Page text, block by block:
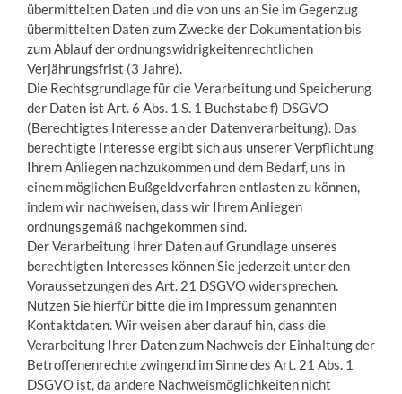
übermittelten Daten und die von uns an Sie im Gegenzug
übermittelten Daten zum Zwecke der Dokumentation bis
zum Ablauf der ordnungswidrigkeitenrechtlichen
Verjährungsfrist (3 Jahre).
Die Rechtsgrundlage für die Verarbeitung und Speicherung
der Daten ist Art. 6 Abs. 1 S. 1 Buchstabe f) DSGVO
(Berechtigtes Interesse an der Datenverarbeitung). Das
berechtigte Interesse ergibt sich aus unserer Verpflichtung
Ihrem Anliegen nachzukommen und dem Bedarf, uns in
einem möglichen Bußgeldverfahren entlasten zu können,
indem wir nachweisen, dass wir Ihrem Anliegen
ordnungsgemäß nachgekommen sind.
Der Verarbeitung Ihrer Daten auf Grundlage unseres
berechtigten Interesses können Sie jederzeit unter den
Voraussetzungen des Art. 21 DSGVO widersprechen.
Nutzen Sie hierfür bitte die im Impressum genannten
Kontaktdaten. Wir weisen aber darauf hin, dass die
Verarbeitung Ihrer Daten zum Nachweis der Einhaltung der
Betroffenenrechte zwingend im Sinne des Art. 21 Abs. 1
DSGVO ist, da andere Nachweismöglichkeiten nicht